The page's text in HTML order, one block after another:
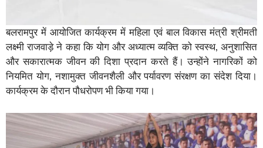
बलरामपुर में आयोजित कार्यक्रम में महिला एवं बाल विकास मंत्री श्रीमती
लक्ष्मी राजवाड़े ने कहा कि योग और अध्यात्म व्यक्ति को स्वस्थ, अनुशासित
और सकारात्मक जीवन की दिशा प्रदान करते हैं। उन्होंने नागरिकों को
नियमित योग, नशामुक्त जीवनशैली और पर्यावरण संरक्षण का संदेश दिया।
कार्यक्रम के दौरान पौधरोपण भी किया गया।